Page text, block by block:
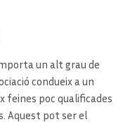
un alt grau de
condueix a un
feines poc qualificades
Aquest pot ser el